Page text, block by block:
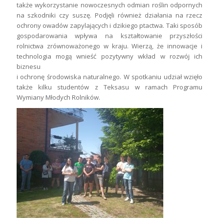
także wykorzystanie nowoczesnych odmian roślin odpornych
na szkodniki czy suszę. Podjęli również działania na rzecz
ochrony owadów zapylających i dzikiego ptactwa. Taki sposób
gospodarowania wpływa na kształtowanie przyszłości
rolnictwa zrównoważonego w kraju. Wierzą, że innowacje i
technologia mogą wnieść pozytywny wkład w rozwój ich
biznesu
i ochronę środowiska naturalnego. W spotkaniu udział wzięło
także kilku studentów z Teksasu w ramach Programu
Wymiany Młodych Rolników.